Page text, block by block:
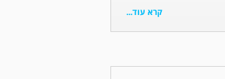
קרא עוד...